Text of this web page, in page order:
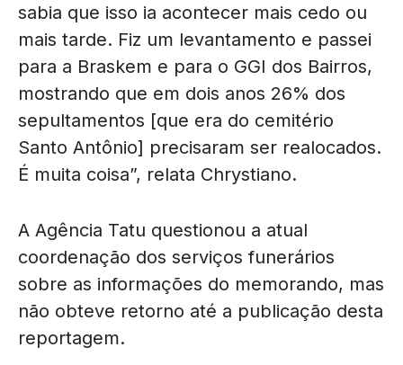
sabia que isso ia acontecer mais cedo ou
mais tarde. Fiz um levantamento e passei
para a Braskem e para o GGI dos Bairros,
mostrando que em dois anos 26% dos
sepultamentos [que era do cemitério
Santo Antônio] precisaram ser realocados.
É muita coisa”, relata Chrystiano.
A Agência Tatu questionou a atual
coordenação dos serviços funerários
sobre as informações do memorando, mas
não obteve retorno até a publicação desta
reportagem.